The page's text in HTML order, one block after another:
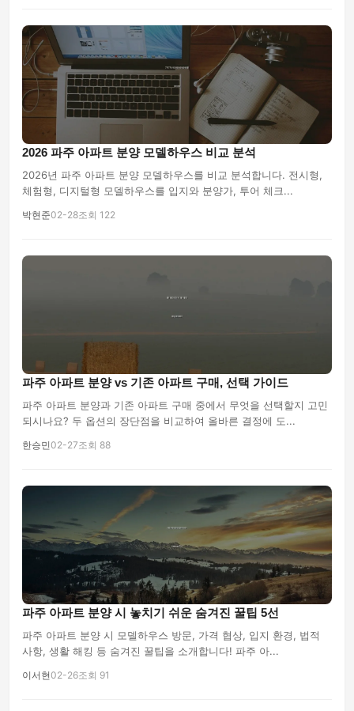
2026 파주 아파트 분양 모델하우스 비교 분석
2026년 파주 아파트 분양 모델하우스를 비교 분석합니다. 전시형,
체험형, 디지털형 모델하우스를 입지와 분양가, 투어 체크...
박현준02-28조회 122
파주 아파트 분양 vs 기존 아파트 구매, 선택 가이드
파주 아파트 분양과 기존 아파트 구매 중에서 무엇을 선택할지 고민
되시나요? 두 옵션의 장단점을 비교하여 올바른 결정에 도...
한승민02-27조회 88
파주 아파트 분양 시 놓치기 쉬운 숨겨진 꿀팁 5선
파주 아파트 분양 시 모델하우스 방문, 가격 협상, 입지 환경, 법적
사항, 생활 해킹 등 숨겨진 꿀팁을 소개합니다! 파주 아...
이서현02-26조회 91